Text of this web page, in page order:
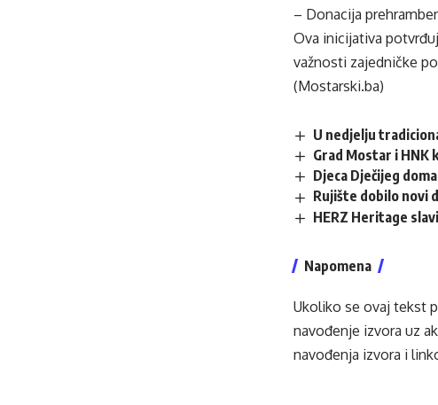
– Donacija
Ova inicijativa
važnosti zajedničke
(Mostarski.ba)
U nedjelju
Grad Mostar i HNK
Djeca Dječijeg
Rujište dobilo novi
HERZ Heritage
Napomena
Ukoliko se ovaj tekst
navođenje izvora uz
navođenja izvora i